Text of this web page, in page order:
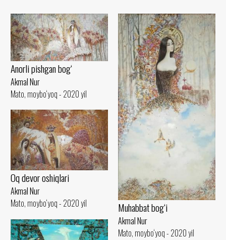
Anorli pishgan bog‘
Akmal Nur
Mato, moybo‘yoq - 2020 yil
Muhabbat bog‘i
Akmal Nur
Mato, moybo‘yoq - 2020 yil
Oq devor oshiqlari
Akmal Nur
Mato, moybo‘yoq - 2020 yil